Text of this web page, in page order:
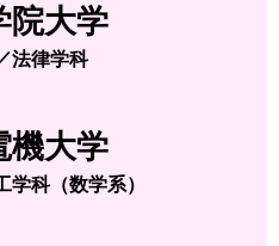
院大学
法律学科
機大学
科（数学系）